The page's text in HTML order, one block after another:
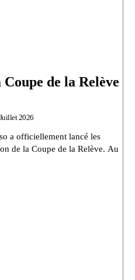
de la Relève
2026
a officiellement lancé les
de la Coupe de la Relève. Au